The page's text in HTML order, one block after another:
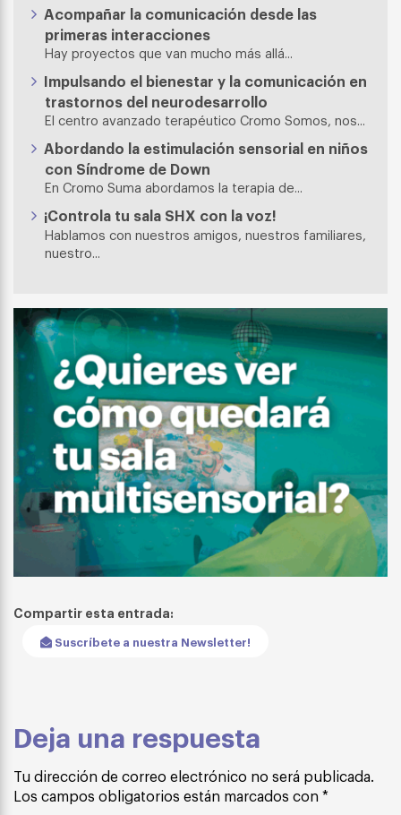
Acompañar la comunicación desde las
primeras interacciones
Hay proyectos que van mucho más allá...
Impulsando el bienestar y la comunicación en
trastornos del neurodesarrollo
El centro avanzado terapéutico Cromo Somos, nos...
Abordando la estimulación sensorial en niños
con Síndrome de Down
En Cromo Suma abordamos la terapia de...
¡Controla tu sala SHX con la voz!
Hablamos con nuestros amigos, nuestros familiares,
nuestro...
Compartir esta entrada:
Suscríbete a nuestra Newsletter!
Deja una respuesta
Tu dirección de correo electrónico no será publicada.
Los campos obligatorios están marcados con *